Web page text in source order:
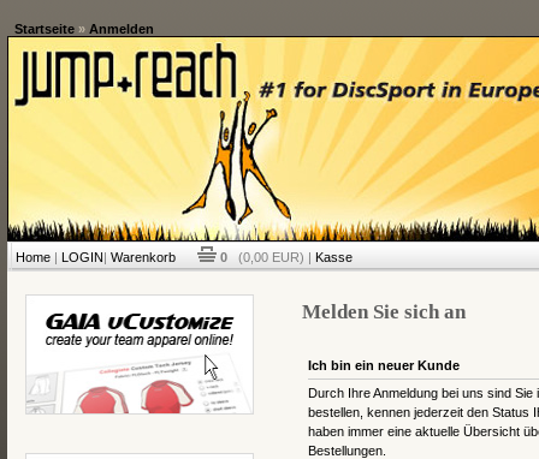
Startseite» Anmelden
Home| LOGIN| Warenkorb 0 (0,00 EUR) | Kasse
Melden Sie sich an
Ich bin ein neuer Kunde
Durch Ihre Anmeldung bei uns sind Sie
bestellen, kennen jederzeit den Status
haben immer eine aktuelle Übersicht
Bestellungen.